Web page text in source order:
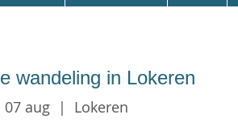
wandeling in Lokeren
07 aug
  |
Lokeren